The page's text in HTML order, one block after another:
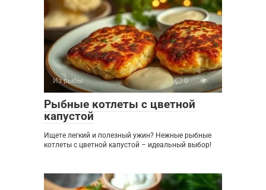
Из рыбы 0
Рыбные котлеты с цветной
капустой
Ищете легкий и полезный ужин? Нежные рыбные
котлеты с цветной капустой – идеальный выбор!